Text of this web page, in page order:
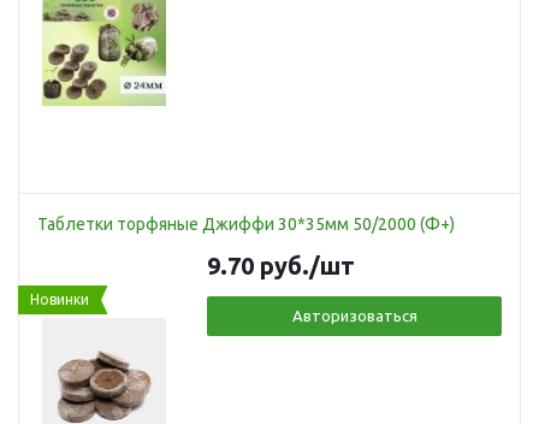
Таблетки торфяные Джиффи 30*35мм 50/2000 (Ф+)
Новинки
9.70 руб./шт
Авторизоваться